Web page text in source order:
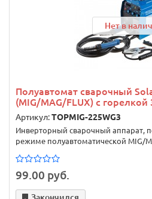
Нет в
Полуавтомат сварочный
(MIG/MAG/FLUX) с горелкой
Артикул:TOPMIG-225WG3
Инверторный сварочный аппарат,
режиме полуавтоматической MIG/
99.00 руб.